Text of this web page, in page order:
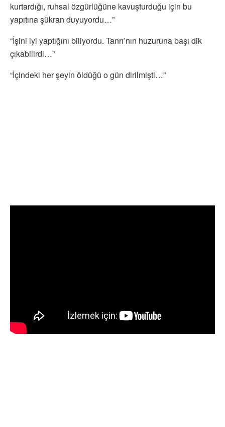
kurtardığı, ruhsal özgürlüğüne kavuşturduğu için bu
yapıtına şükran duyuyordu…”
“İşini iyi yaptığını biliyordu. Tanrı’nın huzuruna başı dik
çıkabilirdi…”
“İçindeki her şeyin öldüğü o gün dirilmişti…”